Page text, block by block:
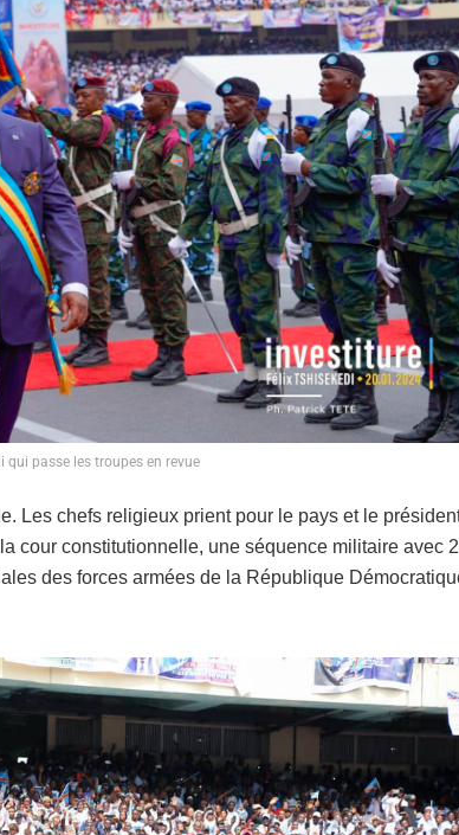
qui passe les troupes en revue
Les chefs religieux prient pour le pays et le
cour constitutionnelle, une séquence militaire avec
des forces armées de la République